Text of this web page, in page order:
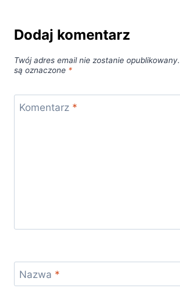
Dodaj komentarz
Twój adres email nie zostanie opublikowany.
są oznaczone *
Komentarz *
Nazwa *